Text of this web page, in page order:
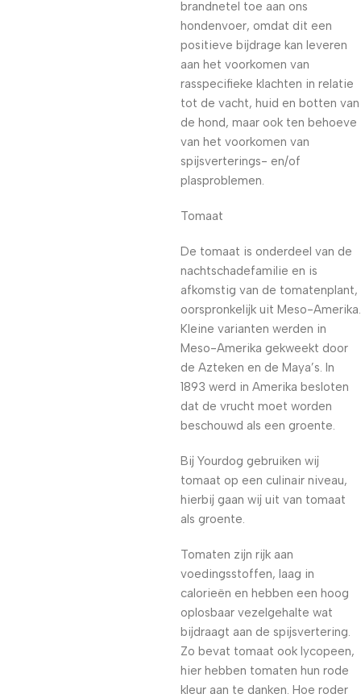
brandnetel toe aan ons
hondenvoer, omdat dit een
positieve bijdrage kan leveren
aan het voorkomen van
rasspecifieke klachten in relatie
tot de vacht, huid en botten van
de hond, maar ook ten behoeve
van het voorkomen van
spijsverterings- en/of
plasproblemen.
Tomaat
De tomaat is onderdeel van de
nachtschadefamilie en is
afkomstig van de tomatenplant,
oorspronkelijk uit Meso-Amerika.
Kleine varianten werden in
Meso-Amerika gekweekt door
de Azteken en de Maya’s. In
1893 werd in Amerika besloten
dat de vrucht moet worden
beschouwd als een groente.
Bij Yourdog gebruiken wij
tomaat op een culinair niveau,
hierbij gaan wij uit van tomaat
als groente.
Tomaten zijn rijk aan
voedingsstoffen, laag in
calorieën en hebben een hoog
oplosbaar vezelgehalte wat
bijdraagt aan de spijsvertering.
Zo bevat tomaat ook lycopeen,
hier hebben tomaten hun rode
kleur aan te danken. Hoe roder